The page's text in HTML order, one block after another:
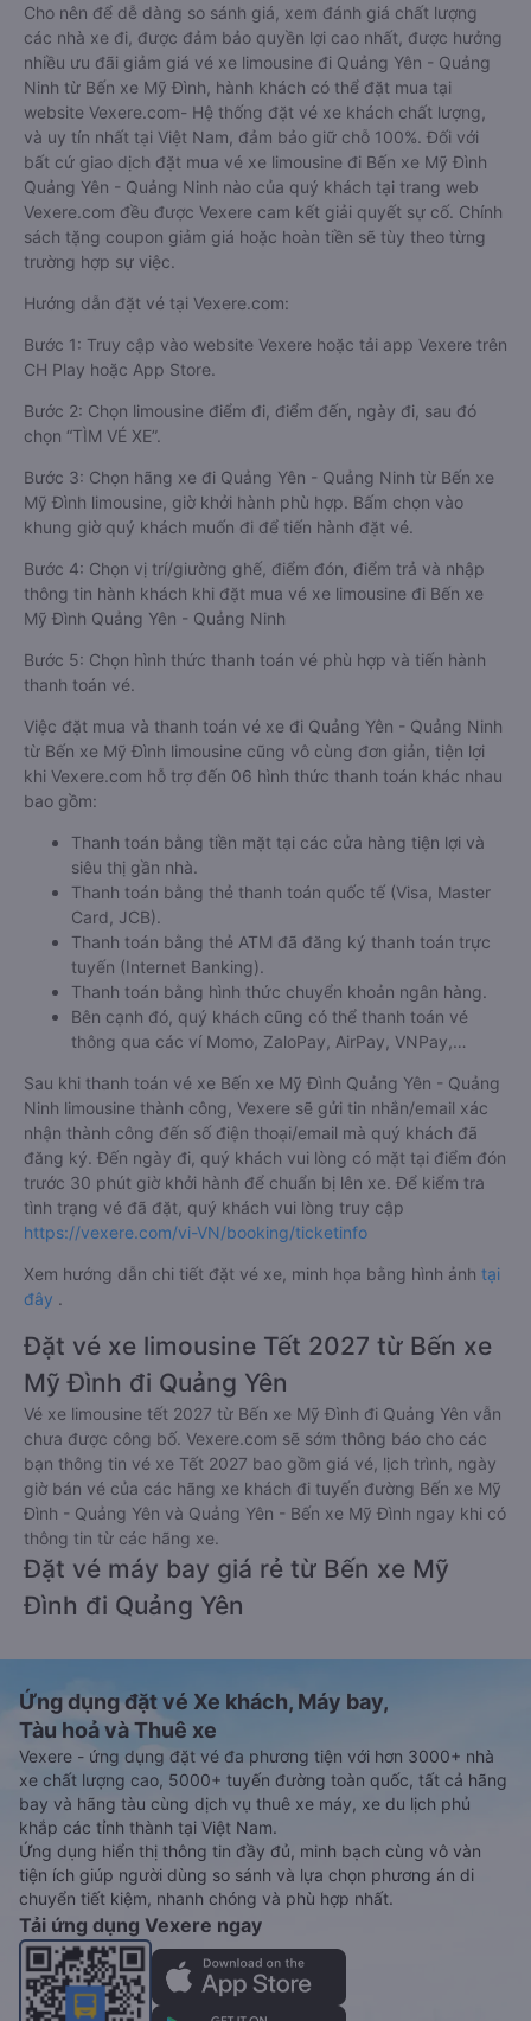
Cho nên để dễ dàng so sánh giá, xem đánh giá chất lượng
các nhà xe đi, được đảm bảo quyền lợi cao nhất, được hưởng
nhiều ưu đãi giảm giá vé xe limousine đi Quảng Yên - Quảng
Ninh từ Bến xe Mỹ Đình, hành khách có thể đặt mua tại
website Vexere.com- Hệ thống đặt vé xe khách chất lượng,
và uy tín nhất tại Việt Nam, đảm bảo giữ chỗ 100%. Đối với
bất cứ giao dịch đặt mua vé xe limousine đi Bến xe Mỹ Đình
Quảng Yên - Quảng Ninh nào của quý khách tại trang web
Vexere.com đều được Vexere cam kết giải quyết sự cố. Chính
sách tặng coupon giảm giá hoặc hoàn tiền sẽ tùy theo từng
trường hợp sự việc.
Hướng dẫn đặt vé tại Vexere.com:
Bước 1: Truy cập vào website Vexere hoặc tải app Vexere trên
CH Play hoặc App Store.
Bước 2: Chọn limousine điểm đi, điểm đến, ngày đi, sau đó
chọn “TÌM VÉ XE”.
Bước 3: Chọn hãng xe đi Quảng Yên - Quảng Ninh từ Bến xe
Mỹ Đình limousine, giờ khởi hành phù hợp. Bấm chọn vào
khung giờ quý khách muốn đi để tiến hành đặt vé.
Bước 4: Chọn vị trí/giường ghế, điểm đón, điểm trả và nhập
thông tin hành khách khi đặt mua vé xe limousine đi Bến xe
Mỹ Đình Quảng Yên - Quảng Ninh
Bước 5: Chọn hình thức thanh toán vé phù hợp và tiến hành
thanh toán vé.
Việc đặt mua và thanh toán vé xe đi Quảng Yên - Quảng Ninh
từ Bến xe Mỹ Đình limousine cũng vô cùng đơn giản, tiện lợi
khi Vexere.com hỗ trợ đến 06 hình thức thanh toán khác nhau
bao gồm:
Thanh toán bằng tiền mặt tại các cửa hàng tiện lợi và
siêu thị gần nhà.
Thanh toán bằng thẻ thanh toán quốc tế (Visa, Master
Card, JCB).
Thanh toán bằng thẻ ATM đã đăng ký thanh toán trực
tuyến (Internet Banking).
Thanh toán bằng hình thức chuyển khoản ngân hàng.
Bên cạnh đó, quý khách cũng có thể thanh toán vé
thông qua các ví Momo, ZaloPay, AirPay, VNPay,…
Sau khi thanh toán vé xe Bến xe Mỹ Đình Quảng Yên - Quảng
Ninh limousine thành công, Vexere sẽ gửi tin nhắn/email xác
nhận thành công đến số điện thoại/email mà quý khách đã
đăng ký. Đến ngày đi, quý khách vui lòng có mặt tại điểm đón
trước 30 phút giờ khởi hành để chuẩn bị lên xe. Để kiểm tra
tình trạng vé đã đặt, quý khách vui lòng truy cập
https://vexere.com/vi-VN/booking/ticketinfo
Xem hướng dẫn chi tiết đặt vé xe, minh họa bằng hình ảnh tại
đây .
Đặt vé xe limousine Tết 2027 từ Bến xe
Mỹ Đình đi Quảng Yên
Vé xe limousine tết 2027 từ Bến xe Mỹ Đình đi Quảng Yên vẫn
chưa được công bố. Vexere.com sẽ sớm thông báo cho các
bạn thông tin vé xe Tết 2027 bao gồm giá vé, lịch trình, ngày
giờ bán vé của các hãng xe khách đi tuyến đường Bến xe Mỹ
Đình - Quảng Yên và Quảng Yên - Bến xe Mỹ Đình ngay khi có
thông tin từ các hãng xe.
Đặt vé máy bay giá rẻ từ Bến xe Mỹ
Đình đi Quảng Yên
Ứng dụng đặt vé Xe khách, Máy bay,
Tàu hoả và Thuê xe
Vexere - ứng dụng đặt vé đa phương tiện với hơn 3000+ nhà
xe chất lượng cao, 5000+ tuyến đường toàn quốc, tất cả hãng
bay và hãng tàu cùng dịch vụ thuê xe máy, xe du lịch phủ
khắp các tỉnh thành tại Việt Nam.
Ứng dụng hiển thị thông tin đầy đủ, minh bạch cùng vô vàn
tiện ích giúp người dùng so sánh và lựa chọn phương án di
chuyển tiết kiệm, nhanh chóng và phù hợp nhất.
Tải ứng dụng Vexere ngay